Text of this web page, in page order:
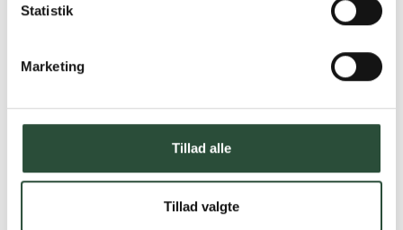
Statistik
Marketing
Tillad alle
Tillad valgte